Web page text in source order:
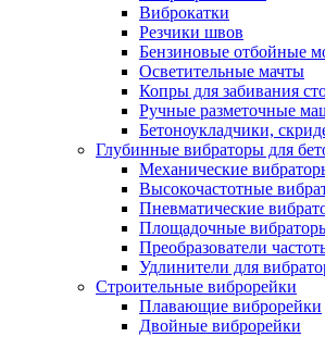
Виброкатки
Резчики швов
Бензиновые отбойные
Осветительные мачты
Копры для забивания
Ручные разметочные
Бетоноукладчики,
Глубинные вибраторы для
Механические
Высокочастотные
Пневматические
Площадочные
Преобразователи
Удлинители для
Строительные виброрейки
Плавающие виброрейки
Двойные виброрейки